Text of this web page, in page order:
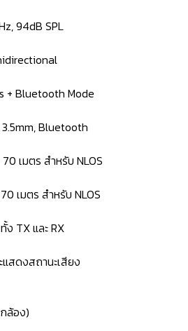
94dB SPL
+ Bluetooth Mode
Bluetooth
เมตร สำหรับ NLOS
เมตร สำหรับ NLOS
TX และ RX
สดงสถานะเสียง
ล้อง)